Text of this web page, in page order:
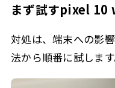
まず試すpixel 10
対処は、端末への影
法から順番に試します